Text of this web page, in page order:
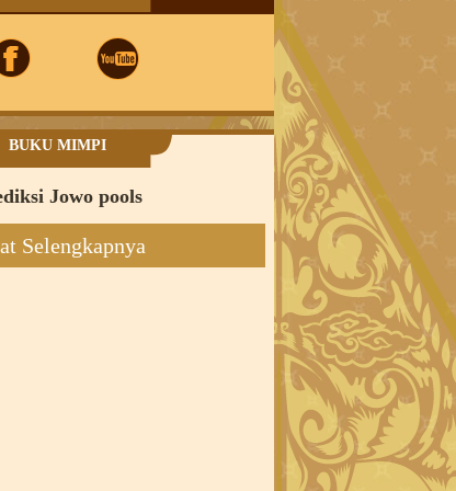
BUKU MIMPI
Jowo pools
Selengkapnya